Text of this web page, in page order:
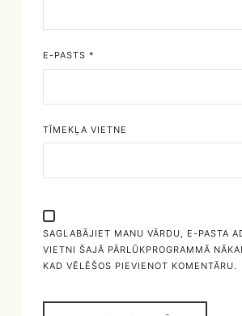
E-PASTS *
TĪMEKĻA VIETNE
SAGLABĀJIET MANU VĀRDU, E-PASTA
VIETNI ŠAJĀ PĀRLŪKPROGRAMMĀ
KAD VĒLĒŠOS PIEVIENOT KOMENTĀRU.